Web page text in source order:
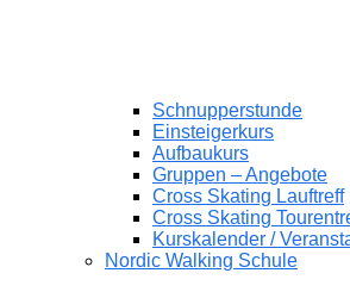
Schnupperstunde
Einsteigerkurs
Aufbaukurs
Gruppen – Angebote
Cross Skating Lauftreff
Cross Skating
Kurskalender /
Nordic Walking Schule